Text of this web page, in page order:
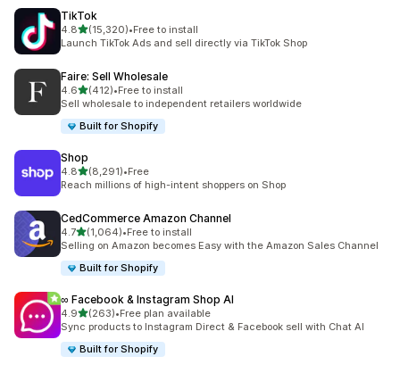
TikTok
4.8滿分 5 顆星
(15,320)
共有 15320 則評價
•Free to install
Launch TikTok Ads and sell directly via TikTok Shop
Faire: Sell Wholesale
4.6滿分 5 顆星
(412)
共有 412 則評價
•Free to install
Sell wholesale to independent retailers worldwide
Built for Shopify
Shop
4.8滿分 5 顆星
(8,291)
共有 8291 則評價
•Free
Reach millions of high-intent shoppers on Shop
CedCommerce Amazon Channel
4.7滿分 5 顆星
(1,064)
共有 1064 則評價
•Free to install
Selling on Amazon becomes Easy with the Amazon Sales Channel
Built for Shopify
∞ Facebook & Instagram Shop AI
4.9滿分 5 顆星
(263)
共有 263 則評價
•Free plan available
Sync products to Instagram Direct & Facebook sell with Chat AI
Built for Shopify